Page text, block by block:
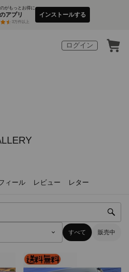
がもっとお得に
アプリ
3万件以上
インストールする
ログイン
ィール レビュー レター
すべて 販売中